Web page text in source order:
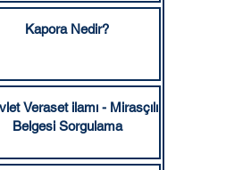
Kapora Nedir?
Veraset ilamı - Mirasçılık
Belgesi Sorgulama